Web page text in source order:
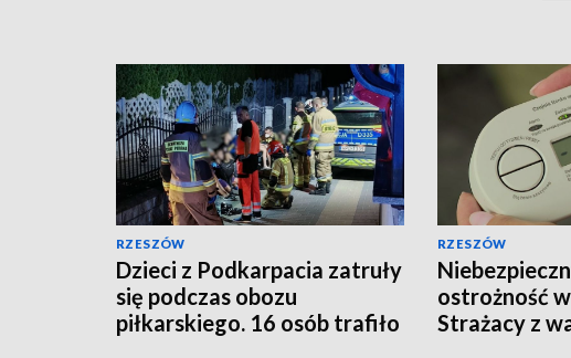
RZESZÓW
Dzieci z Podkarpacia zatruły
się podczas obozu
piłkarskiego. 16 osób trafiło
RZESZÓW
ostrożność
Strażacy z